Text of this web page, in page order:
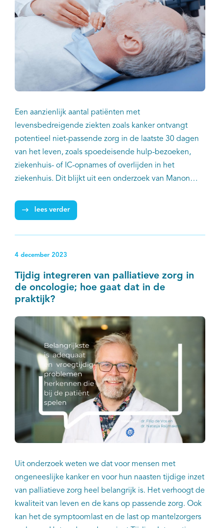
Een aanzienlijk aantal patiënten met
levensbedreigende ziekten zoals kanker ontvangt
potentieel niet-passende zorg in de laatste 30 dagen
van het leven, zoals spoedeisende hulp-bezoeken,
ziekenhuis- of IC-opnames of overlijden in het
ziekenhuis. Dit blijkt uit een onderzoek van Manon
werd in het special issue ‘Palliative Care for Patients
with Cancer’ van Cancers. Het verbeteren van de
volksgezondheid. De onderzoekers onderstrepen het
belang van vroegtijdige inzet van gespecialiseerde
palliatieve zorg in complexe sitaties als integraal
onderdeel van de reguliere zorg.
lees verder
4 december 2023
Tijdig integreren van palliatieve zorg in
de oncologie; hoe gaat dat in de
praktijk?
Uit onderzoek weten we dat voor mensen met
ongeneeslijke kanker en voor hun naasten tijdige inzet
van palliatieve zorg heel belangrijk is. Het verhoogt de
kwaliteit van leven en de kans op passende zorg. Ook
kan het de symptoomlast en de last op mantelzorgers